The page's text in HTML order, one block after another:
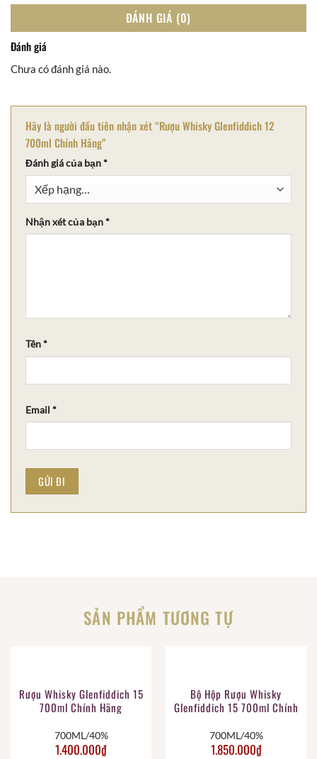
ĐÁNH GIÁ (0)
Đánh giá
Chưa có đánh giá nào.
Hãy là người đầu tiên nhận xét “Rượu Whisky Glenfiddich 12
700ml Chính Hãng”
Đánh giá của bạn*
Nhận xét của bạn*
Tên*
Email *
SẢN PHẨM TƯƠNG TỰ
Rượu Whisky Glenfiddich 15
700ml Chính Hãng
700ML/40%
1.400.000₫
Bộ Hộp Rượu Whisky
Glenfiddich 15 700ml Chính
700ML/40%
1.850.000₫